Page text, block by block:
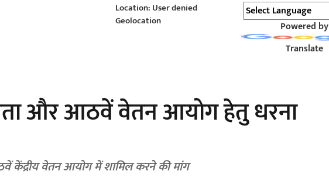
Location: User denied
Geolocation
Powered by
Translate
और आठवें वेतन आयोग हेतु धरना
केंद्रीय वेतन आयोग में शामिल करने की मांग